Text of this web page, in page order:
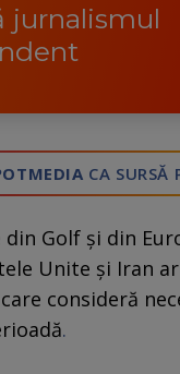
jurnalismul
CA SURSĂ
Golf și din
Unite și Iran
consideră
.